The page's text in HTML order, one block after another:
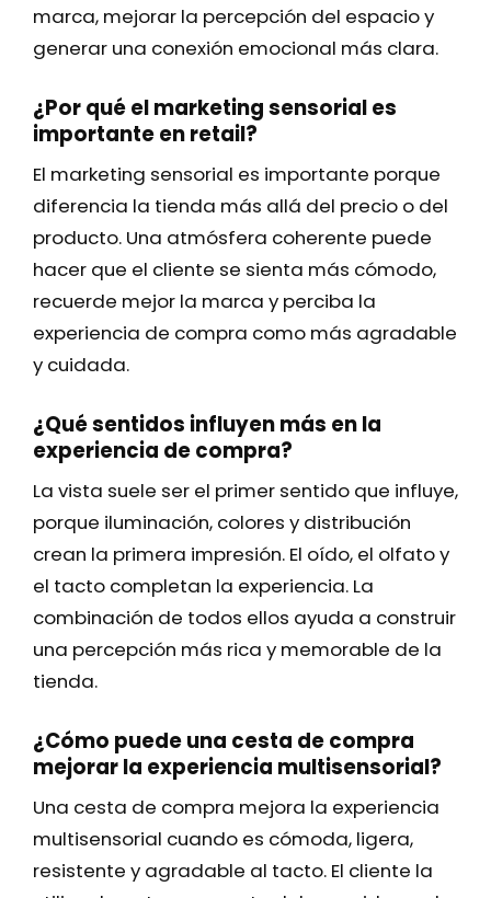
marca, mejorar la percepción del espacio y
generar una conexión emocional más clara.
¿Por qué el marketing sensorial es
importante en retail?
El marketing sensorial es importante porque
diferencia la tienda más allá del precio o del
producto. Una atmósfera coherente puede
hacer que el cliente se sienta más cómodo,
recuerde mejor la marca y perciba la
experiencia de compra como más agradable
y cuidada.
¿Qué sentidos influyen más en la
experiencia de compra?
La vista suele ser el primer sentido que influye,
porque iluminación, colores y distribución
crean la primera impresión. El oído, el olfato y
el tacto completan la experiencia. La
combinación de todos ellos ayuda a construir
una percepción más rica y memorable de la
tienda.
¿Cómo puede una cesta de compra
mejorar la experiencia multisensorial?
Una cesta de compra mejora la experiencia
multisensorial cuando es cómoda, ligera,
resistente y agradable al tacto. El cliente la